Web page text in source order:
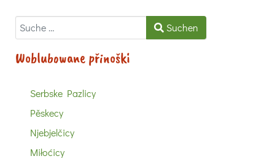
Suchen Suchen
Woblubowane přinoški
Serbske Pazlicy
Pěskecy
Njebjelčicy
Miłoćicy